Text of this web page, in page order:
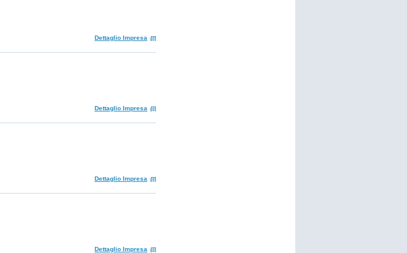
Dettaglio Impresa
Dettaglio Impresa
Dettaglio Impresa
Dettaglio Impresa